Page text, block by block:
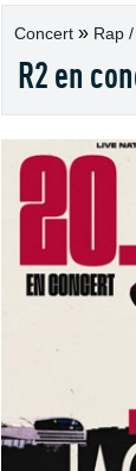
Concert » Rap
R2 en